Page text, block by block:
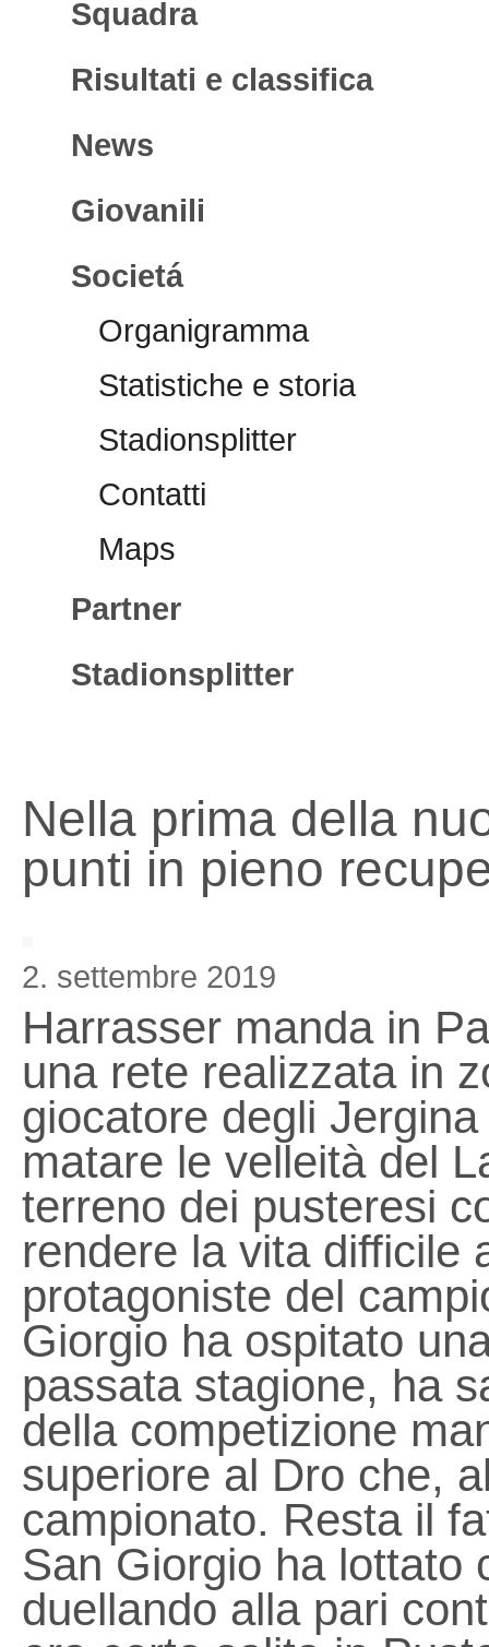
Squadra
Risultati e classifica
News
Giovanili
Societá
Organigramma
Statistiche e storia
Stadionsplitter
Contatti
Maps
Partner
Stadionsplitter
Nella prima della
punti in pieno
2. settembre 2019
Harrasser manda in
una rete realizzata in
giocatore degli
matare le velleità del
terreno dei pusteresi
rendere la vita difficile
protagoniste del
Giorgio ha ospitato
passata stagione, ha
della competizione
superiore al Dro che,
campionato. Resta il
San Giorgio ha lottato
duellando alla pari